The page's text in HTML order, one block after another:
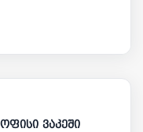
2 500
ვაკეში